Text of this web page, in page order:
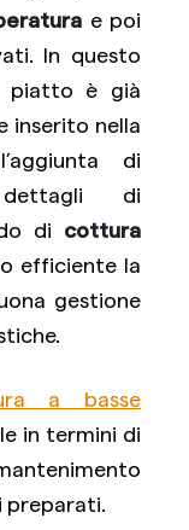
e poi
In questo
piatto è già
inserito nella
di
di
di cottura
efficiente la
gestione
a basse
in termini di
preparati.